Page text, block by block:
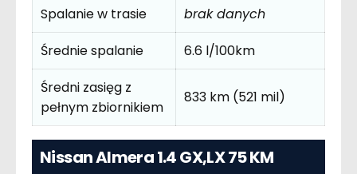
Spalanie w trasie
brak danych
Średnie spalanie
6.6 l/100km
Średni zasięg z
pełnym zbiornikiem
833 km (521 mil)
Nissan Almera 1.4 GX,LX 75 KM